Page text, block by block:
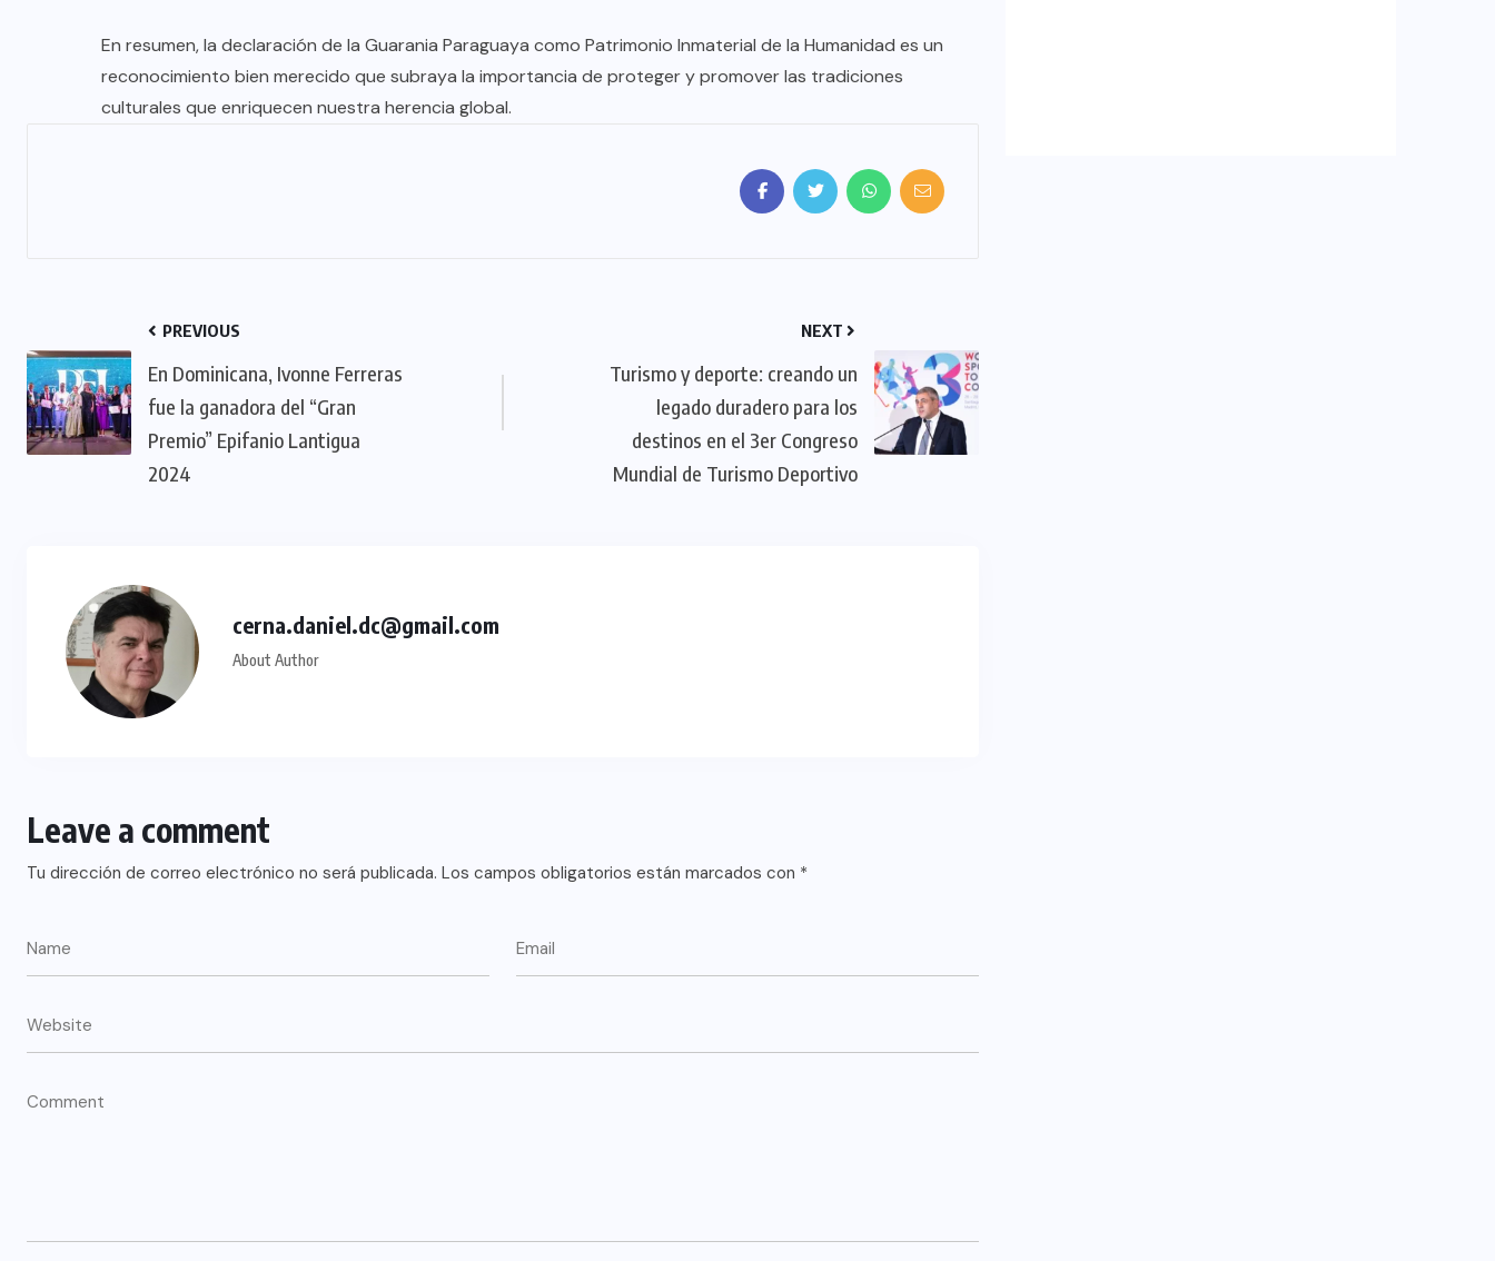
En resumen, la declaración de la Guarania Paraguaya como Patrimonio Inmaterial de la Humanidad es un
reconocimiento bien merecido que subraya la importancia de proteger y promover las tradiciones
culturales que enriquecen nuestra herencia global.
PREVIOUS
En Dominicana, Ivonne Ferreras
fue la ganadora del “Gran
Premio” Epifanio Lantigua
2024
NEXT
Turismo y deporte: creando un
legado duradero para los
destinos en el 3er Congreso
Mundial de Turismo Deportivo
cerna.daniel.dc@gmail.com
About Author
Leave a comment
Tu dirección de correo electrónico no será publicada. Los campos obligatorios están marcados con *